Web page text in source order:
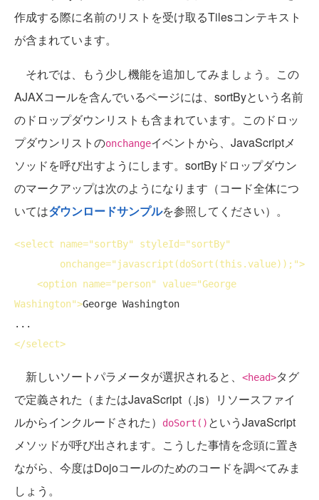
作成する際に名前のリストを受け取るTilesコンテキスト
が含まれています。
それでは、もう少し機能を追加してみましょう。この
AJAXコールを含んでいるページには、sortByという名前
のドロップダウンリストも含まれています。このドロッ
プダウンリストのonchangeイベントから、JavaScriptメ
ソッドを呼び出すようにします。sortByドロップダウン
のマークアップは次のようになります（コード全体につ
いてはダウンロードサンプルを参照してください）。
<select name="sortBy" styleId="sortBy"
onchange="javascript(doSort(this.value));">
<option name="person" value="George
Washington">George Washington
</select>
新しいソートパラメータが選択されると、 <head>タグ
で定義された（またはJavaScript（.js）リソースファイ
ルからインクルードされた）
doSort() というJavaScript
メソッドが呼び出されます。こうした事情を念頭に置き
ながら、今度はDojoコールのためのコードを調べてみま
しょう。